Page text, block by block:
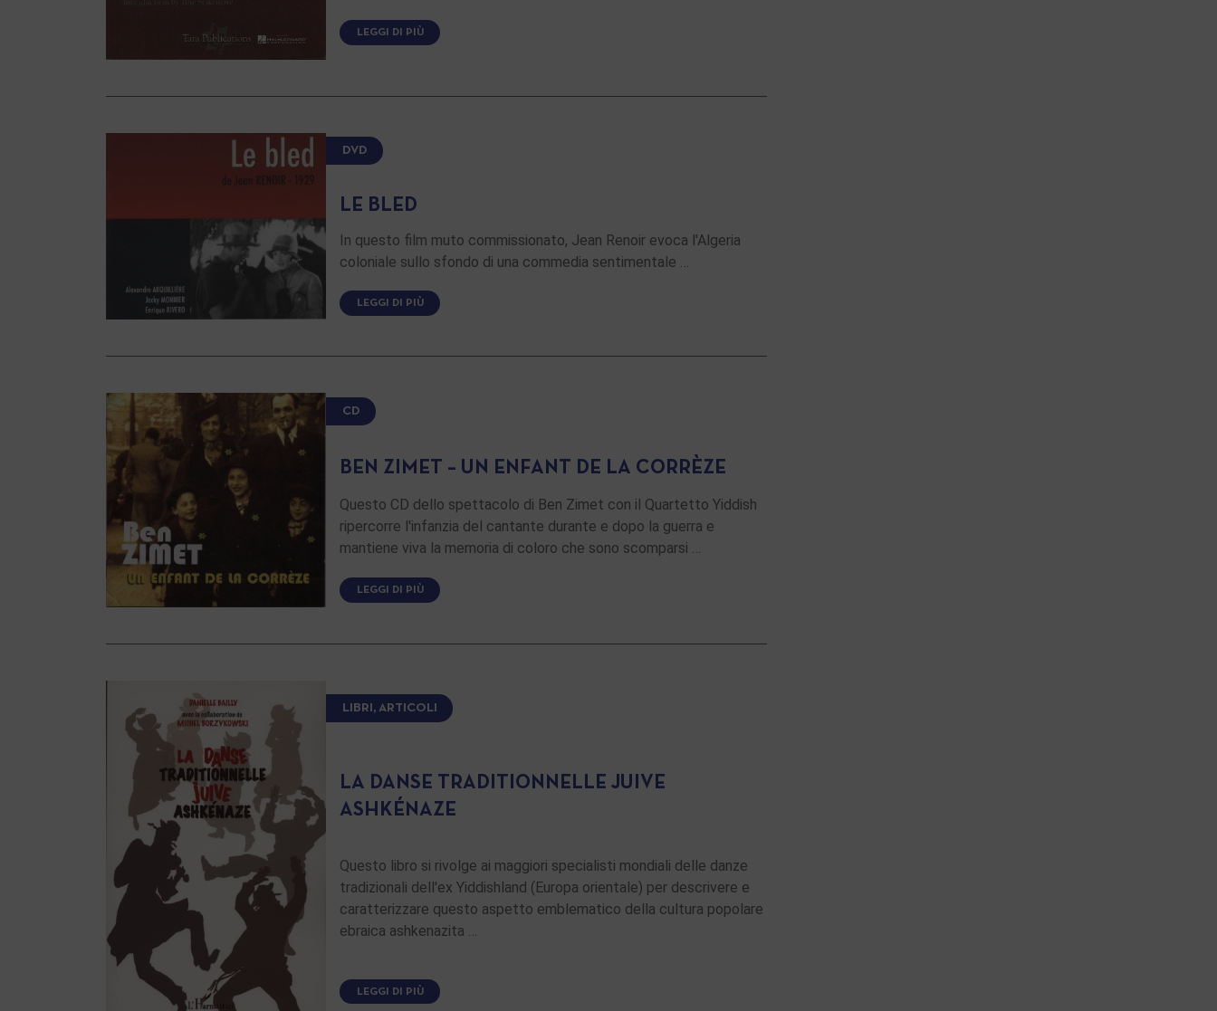
LEGGI DI PIÙ
DVD
LE BLED
In questo film muto commissionato, Jean Renoir evoca l'Algeria
coloniale sullo sfondo di una commedia sentimentale …
LEGGI DI PIÙ
CD
BEN ZIMET – UN ENFANT DE LA CORRÈZE
Questo CD dello spettacolo di Ben Zimet con il Quartetto Yiddish
ripercorre l'infanzia del cantante durante e dopo la guerra e
mantiene viva la memoria di coloro che sono scomparsi …
LEGGI DI PIÙ
LIBRI, ARTICOLI
LA DANSE TRADITIONNELLE JUIVE
ASHKÉNAZE
Questo libro si rivolge ai maggiori specialisti mondiali delle danze
tradizionali dell'ex Yiddishland (Europa orientale) per descrivere e
caratterizzare questo aspetto emblematico della cultura popolare
ebraica ashkenazita …
LEGGI DI PIÙ